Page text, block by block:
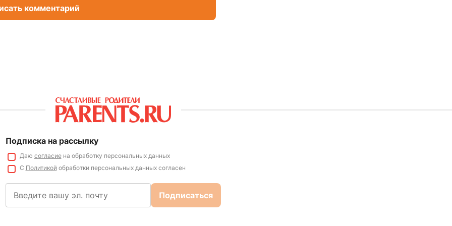
комментарий
Подписка на рассылку
Даю согласиена обработку персональных данных
С Политикойобработки персональных данных согласен
Подписаться